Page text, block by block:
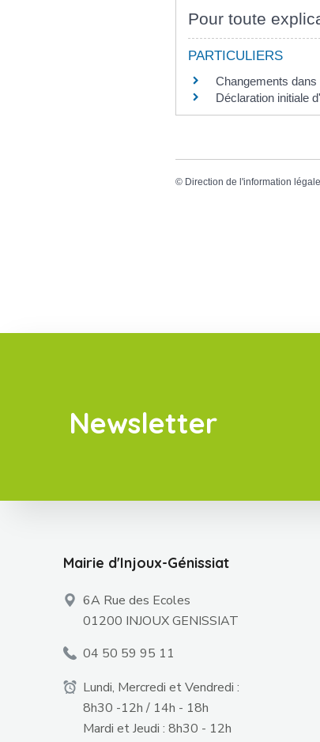
Pour toute
PARTICULIERS
Changements
Déclaration initiale
© Direction de l'information
Newsletter
Mairie d'Injoux-Génissiat
6A Rue des Ecoles
01200 INJOUX GENISSIAT
04 50 59 95 11
Lundi, Mercredi et Vendredi :
8h30 -12h / 14h - 18h
Mardi et Jeudi : 8h30 - 12h